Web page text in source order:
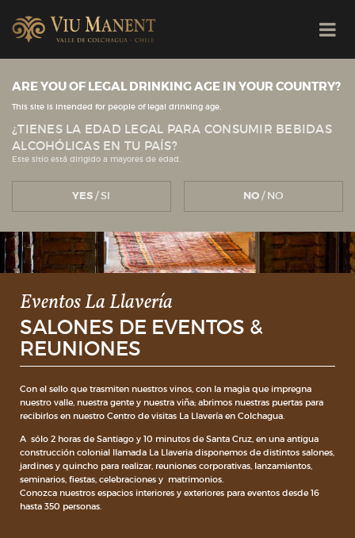
Eventos La Llavería
SALONES DE EVENTOS &
REUNIONES
Con el sello que trasmiten nuestros vinos, con la magia que impregna
nuestro valle, nuestra gente y nuestra viña; abrimos nuestras puertas para
recibirlos en nuestro Centro de visitas La Llavería en Colchagua.
A sólo 2 horas de Santiago y 10 minutos de Santa Cruz, en una antigua
construcción colonial llamada La Llaveria disponemos de distintos salones,
jardines y quincho para realizar, reuniones corporativas, lanzamientos,
seminarios, fiestas, celebraciones y matrimonios.
Conozca nuestros espacios interiores y exteriores para eventos desde 16
hasta 350 personas.
ARE YOU OF LEGAL DRINKING AGE IN YOUR COUNTRY?
This site is intended for people of legal drinking age.
¿TIENES LA EDAD LEGAL PARA CONSUMIR BEBIDAS
ALCOHÓLICAS EN TU PAÍS?
Este sitio está dirigido a mayores de edad.
YES/ SI NO/ NO